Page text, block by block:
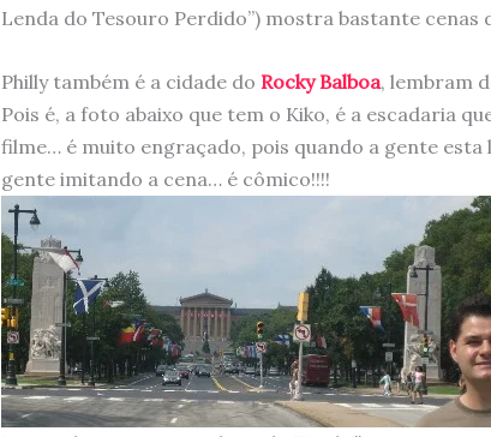
Lenda do Tesouro Perdido”) mostra bastante cenas
Philly também é a cidade do Rocky Balboa, lembram
Pois é, a foto abaixo que tem o Kiko, é a escadaria
filme… é muito engraçado, pois quando a gente esta
gente imitando a cena… é cômico!!!!